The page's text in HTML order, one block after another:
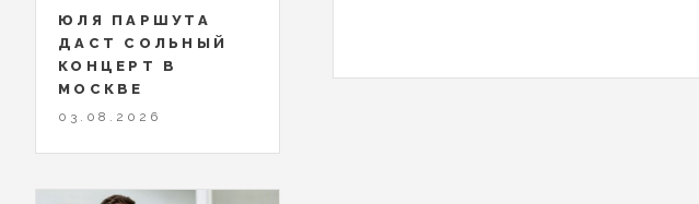
ЮЛЯ ПАРШУТА
ДАСТ СОЛЬНЫЙ
КОНЦЕРТ В
МОСКВЕ
03.08.2026